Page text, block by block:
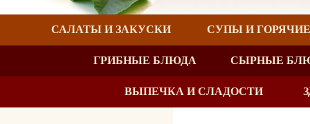
САЛАТЫ И ЗАКУСКИ СУПЫ И
ГРИБНЫЕ БЛЮДА СЫРНЫЕ
ВЫПЕЧКА И СЛАДОСТИ